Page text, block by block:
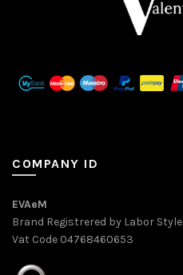
COMPANY ID
EVAeM
Brand Registrered by Labor Style
Vat Code 04768460653